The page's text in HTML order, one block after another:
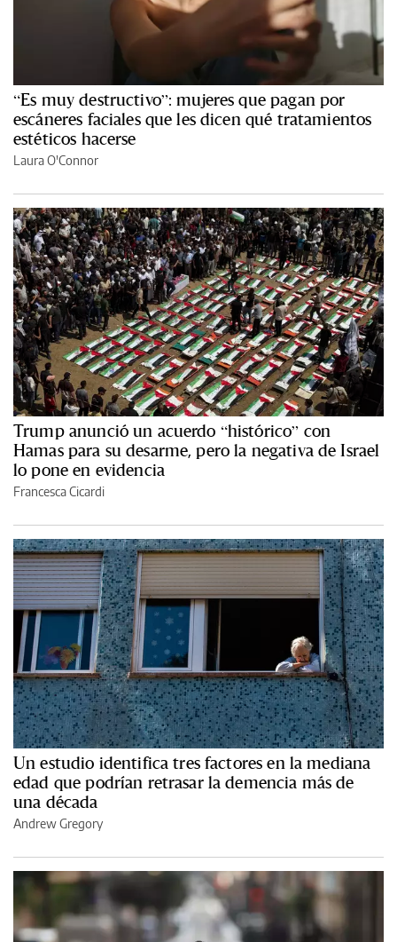
“Es muy destructivo”: mujeres que pagan por
escáneres faciales que les dicen qué tratamientos
estéticos hacerse
Laura O'Connor
Trump anunció un acuerdo “histórico” con
Hamas para su desarme, pero la negativa de Israel
lo pone en evidencia
Francesca Cicardi
Un estudio identifica tres factores en la mediana
edad que podrían retrasar la demencia más de
una década
Andrew Gregory